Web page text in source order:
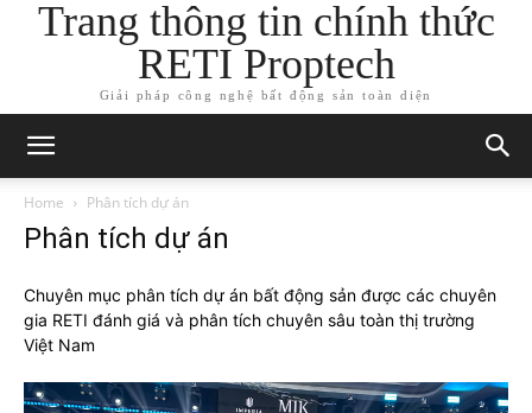
Trang thông tin chính thức
RETI Proptech
Giải pháp công nghệ bất động sản toàn diện
Home Phân tích dự án
Phân tích dự án
Chuyên mục phân tích dự án bất động sản được các chuyên
gia RETI đánh giá và phân tích chuyên sâu toàn thị trường
Việt Nam